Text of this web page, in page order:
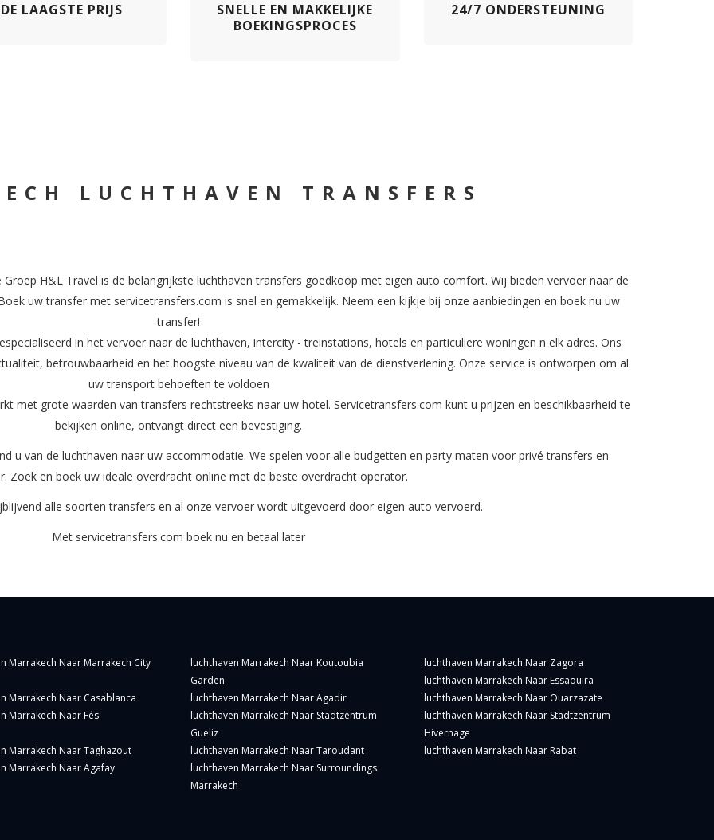
DE LAAGSTE PRIJS
SNELLE EN MAKKELIJKE
BOEKINGSPROCES
24/7 ONDERSTEUNING
LUCHTHAVEN TRANSFERS
Groep H&L Travel is de belangrijkste luchthaven transfers goedkoop met eigen auto comfort. Wij bieden vervoer naar de
uw transfer met servicetransfers.com is snel en gemakkelijk. Neem een ​​kijkje bij onze aanbiedingen en boek nu uw
transfer!
in het vervoer naar de luchthaven, intercity - treinstations, hotels en particuliere woningen n elk adres. Ons
betrouwbaarheid en het hoogste niveau van de kwaliteit van de dienstverlening. Onze service is ontworpen om al
uw transport behoeften te voldoen
met grote waarden van transfers rechtstreeks naar uw hotel. Servicetransfers.com kunt u prijzen en beschikbaarheid te
bekijken online, ontvangt direct een bevestiging.
u van de luchthaven naar uw accommodatie. We spelen voor alle budgetten en party maten voor privé transfers en
Zoek en boek uw ideale overdracht online met de beste overdracht operator.
alle soorten transfers en al onze vervoer wordt uitgevoerd door eigen auto vervoerd.
Met servicetransfers.com boek nu en betaal later
Marrakech Naar Marrakech City
luchthaven Marrakech Naar Koutoubia
Garden
luchthaven Marrakech Naar Zagora
luchthaven Marrakech Naar Essaouira
Marrakech Naar Casablanca
luchthaven Marrakech Naar Agadir
luchthaven Marrakech Naar Ouarzazate
Marrakech Naar Fés
luchthaven Marrakech Naar Stadtzentrum
Gueliz
luchthaven Marrakech Naar Stadtzentrum
Hivernage
Marrakech Naar Taghazout
luchthaven Marrakech Naar Taroudant
luchthaven Marrakech Naar Rabat
Marrakech Naar Agafay
luchthaven Marrakech Naar Surroundings
Marrakech